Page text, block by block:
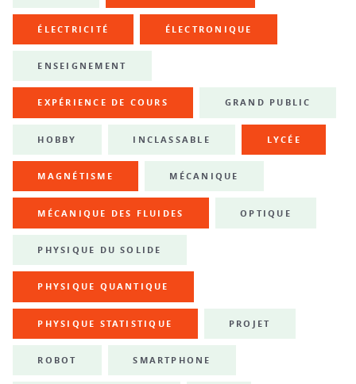
ÉLECTRICITÉ ÉLECTRONIQUE
ENSEIGNEMENT
EXPÉRIENCE DE COURS GRAND PUBLIC
HOBBY INCLASSABLE LYCÉE
MAGNÉTISME MÉCANIQUE
MÉCANIQUE DES FLUIDES OPTIQUE
PHYSIQUE DU SOLIDE
PHYSIQUE QUANTIQUE
PHYSIQUE STATISTIQUE PROJET
ROBOT SMARTPHONE